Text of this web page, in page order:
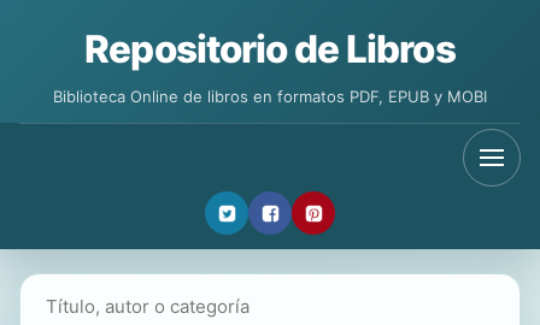
Repositorio de Libros
Biblioteca Online de libros en formatos PDF, EPUB y MOBI